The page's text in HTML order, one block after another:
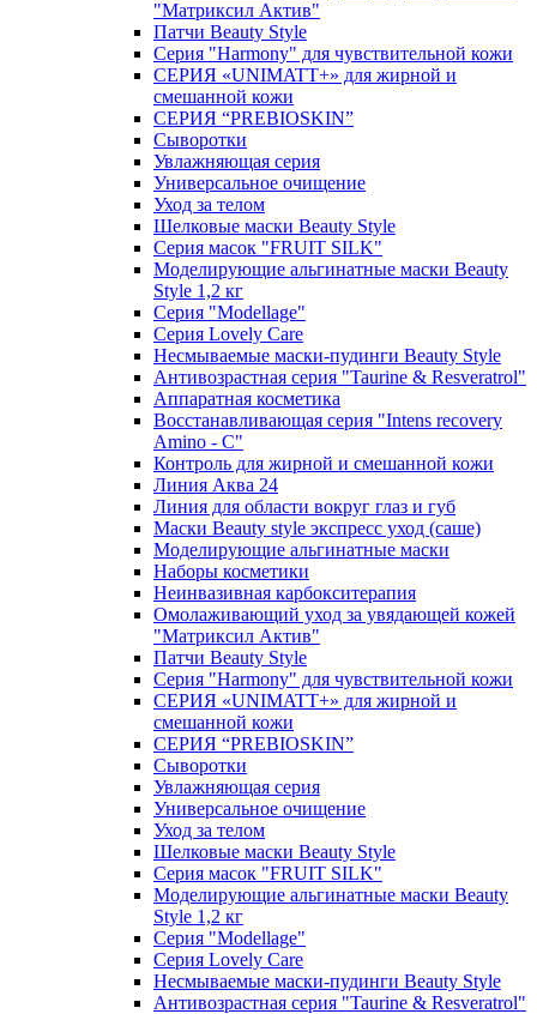
"Матриксил Актив"
Патчи Beauty Style
Серия "Harmony" для чувствительной кожи
СЕРИЯ «UNIMATT+» для жирной и
смешанной кожи
СЕРИЯ “PREBIOSKIN”
Сыворотки
Увлажняющая серия
Универсальное очищение
Уход за телом
Шелковые маски Beauty Style
Серия масок "FRUIT SILK"
Моделирующие альгинатные маски Beauty
Style 1,2 кг
Серия "Modellage"
Cерия Lovely Care
Несмываемые маски-пудинги Beauty Style
Антивозрастная серия "Taurine & Resveratrol"
Аппаратная косметика
Восстанавливающая серия "Intens recovery
Amino - C"
Контроль для жирной и смешанной кожи
Линия Аква 24
Линия для области вокруг глаз и губ
Маски Beauty style экспресс уход (саше)
Моделирующие альгинатные маски
Наборы косметики
Неинвазивная карбокситерапия
Омолаживающий уход за увядающей кожей
"Матриксил Актив"
Патчи Beauty Style
Серия "Harmony" для чувствительной кожи
СЕРИЯ «UNIMATT+» для жирной и
смешанной кожи
СЕРИЯ “PREBIOSKIN”
Сыворотки
Увлажняющая серия
Универсальное очищение
Уход за телом
Шелковые маски Beauty Style
Серия масок "FRUIT SILK"
Моделирующие альгинатные маски Beauty
Style 1,2 кг
Серия "Modellage"
Cерия Lovely Care
Несмываемые маски-пудинги Beauty Style
Антивозрастная серия "Taurine & Resveratrol"